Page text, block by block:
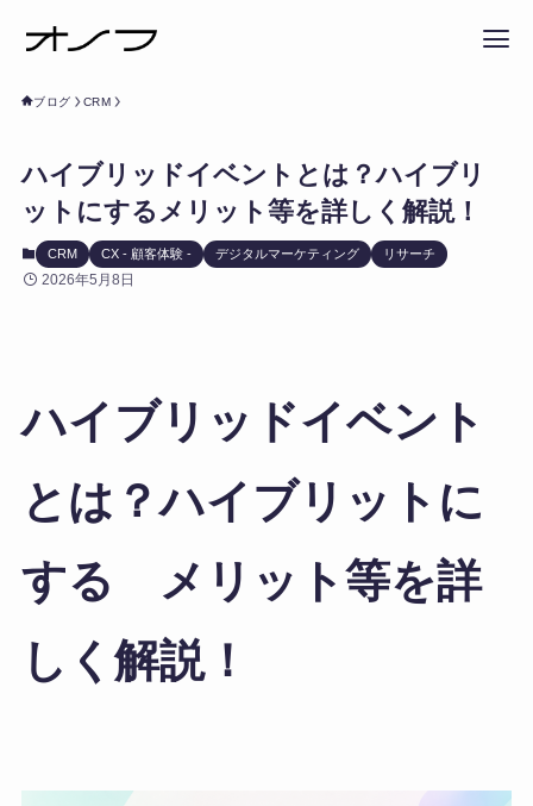
ブログ CRM
ハイブリッドイベントとは？ハイブリ
ットにするメリット等を詳しく解説！
CRM CX - 顧客体験 - デジタルマーケティング リサーチ
2026年5月8日
ハイブリッドイベント
とは？ハイブリットに
する メリット等を詳
しく解説！